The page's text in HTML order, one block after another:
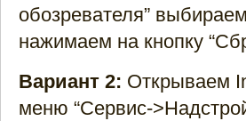
обозревателя”
нажимаем на кнопку
Вариант 2: Открываем
меню “Сервис-